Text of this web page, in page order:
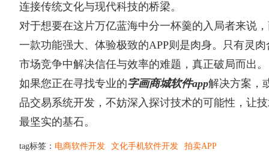
连接传统文化与现代科技的桥梁。
对于想要在这片万亿蓝海中分一杯羹的入局者来说
一款功能强大、体验极致的APP则是肉身。只有灵
市场竞争中解决信任与效率的难题，真正破局而出。
如果您正在寻找专业的字画商城软件app解决方案，
品交易系统开发，不妨深入探讨技术的可能性，让
最坚实的基石。
tag标签： 电商软件开发 文化手机软件开发 拍卖APP